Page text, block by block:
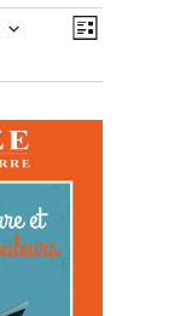
de
vues
Liste